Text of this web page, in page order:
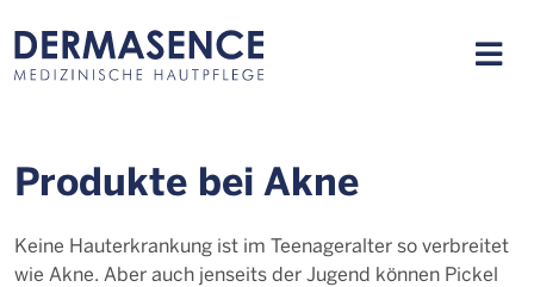
Produkte bei Akne
Keine Hauterkrankung ist im Teenageralter so verbreitet
wie Akne. Aber auch jenseits der Jugend können Pickel